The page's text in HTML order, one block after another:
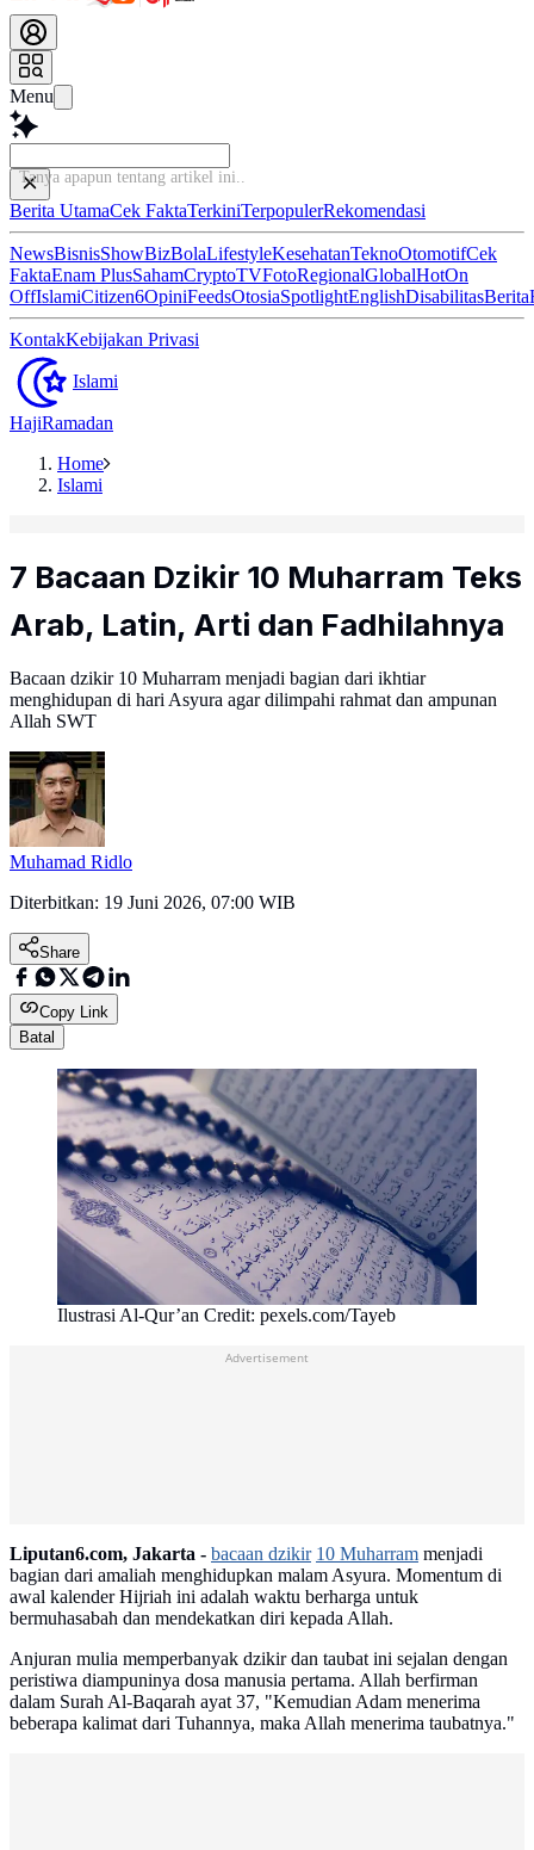
Menu
Tanya apapun
Berita UtamaCek FaktaTerkiniTerpopulerRekomendasi
NewsBisnisShowBizBolaLifestyleKesehatanTeknoOtomotifCek
FaktaEnam PlusSahamCryptoTVFotoRegionalGlobalHotOn
OffIslamiCitizen6OpiniFeedsOtosiaSpotlightEnglishDisabilitasBerita
KontakKebijakan Privasi
Islami
HajiRamadan
Home
Islami
7 Bacaan Dzikir 10 Muharram Teks
Arab, Latin, Arti dan Fadhilahnya
Bacaan dzikir 10 Muharram menjadi bagian dari ikhtiar
menghidupan di hari Asyura agar dilimpahi rahmat dan ampunan
Allah SWT
Muhamad Ridlo
Diterbitkan: 19 Juni 2026, 07:00 WIB
Share
Copy Link
Batal
Ilustrasi Al-Qur’an Credit: pexels.com/Tayeb
Liputan6.com, Jakarta - bacaan dzikir 10 Muharram menjadi
bagian dari amaliah menghidupkan malam Asyura. Momentum di
awal kalender Hijriah ini adalah waktu berharga untuk
bermuhasabah dan mendekatkan diri kepada Allah.
Anjuran mulia memperbanyak dzikir dan taubat ini sejalan dengan
peristiwa diampuninya dosa manusia pertama. Allah berfirman
dalam Surah Al-Baqarah ayat 37, "Kemudian Adam menerima
beberapa kalimat dari Tuhannya, maka Allah menerima taubatnya."